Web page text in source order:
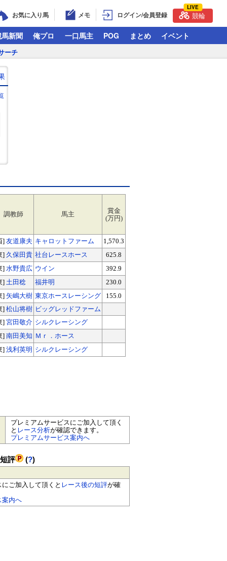
お気に入り馬 メモ ログイン/会員登録
LIVE
競輪
新聞 俺プロ 一口馬主 POG まとめ イベント
ーチ
調教師 馬主
賞金
(万円)
] 友道康夫 キャロットファーム
1,570.3
] 久保田貴 社台レースホース
625.8
] 水野貴広 ウイン
392.9
] 土田稔 福井明
230.0
] 矢嶋大樹 東京ホースレーシング
155.0
] 松山将樹 ビッグレッドファーム
] 宮田敬介 シルクレーシング
] 南田美知 Ｍｒ．ホース
] 浅利英明 シルクレーシング
プレミアムサービスにご加入して頂く
と レース分析が確認できます。
プレミアムサービス案内へ
評 (?)
ご加入して頂くと レース後の短評が確
案内へ